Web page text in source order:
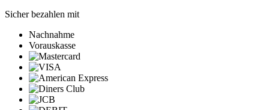
Sicher bezahlen mit
Nachnahme
Vorauskasse